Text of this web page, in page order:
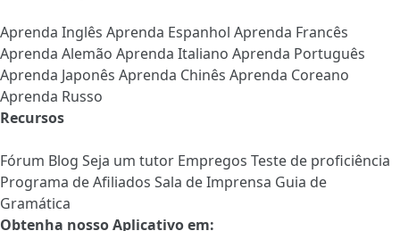
Aprenda Inglês Aprenda Espanhol Aprenda Francês
Aprenda Alemão Aprenda Italiano Aprenda Português
Aprenda Japonês Aprenda Chinês Aprenda Coreano
Aprenda Russo
Recursos
Fórum Blog Seja um tutor Empregos Teste de proficiência
Programa de Afiliados Sala de Imprensa Guia de
Gramática
Obtenha nosso Aplicativo em: